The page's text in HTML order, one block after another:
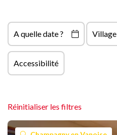
A quelle date ? Village
Accessibilité
Réinitialiser les filtres